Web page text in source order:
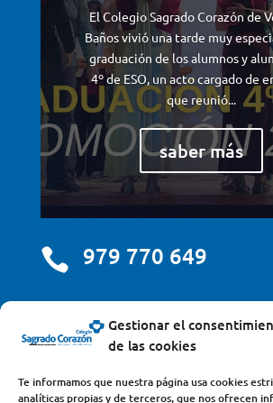
Gestionar el
de las cookies
Te informamos que nuestra página usa cookies
analíticas propias y de terceros, que nos ofrecen
El Colegio Sagrado Corazón de
Baños vivió una tarde muy
graduación de los alumnos y
4º de ESO, un acto cargado de
que reunió...
saber más
 979 770 649
Colegio y Seminario Sagrado